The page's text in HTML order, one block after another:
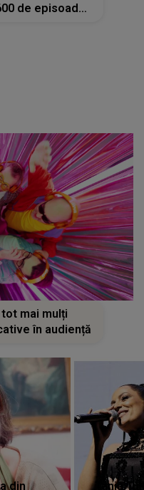
de episoade,
mai mulți
în audiență
din Tania